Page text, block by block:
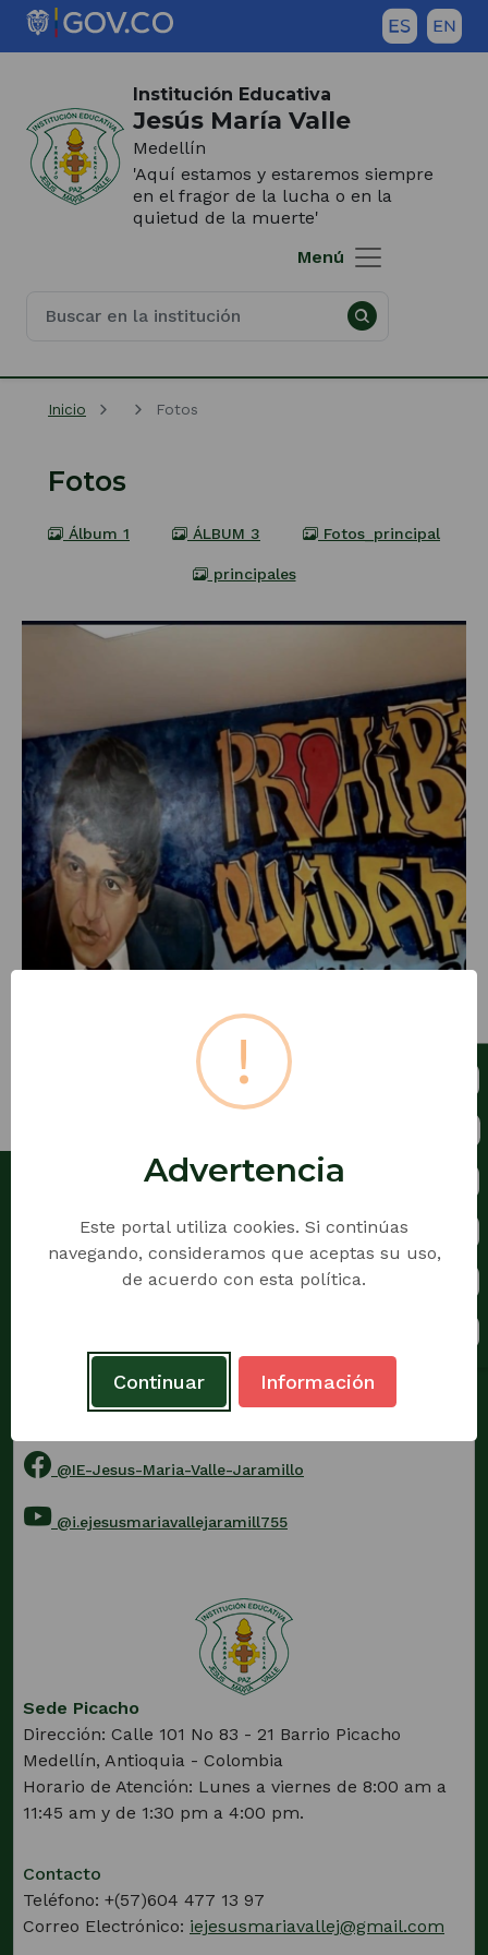
Saltar al contenido principal
(Este
una
nueva
pestaña)
Institución Educativa
Jesús María Valle
Medellín
'Aquí estamos y estaremos siempre
en el fragor de la lucha o en la
quietud de la muerte'
Menú
Inicio del contenido principal
Inicio Fotos
Fotos
Álbum 1 ÁLBUM 3 Fotos_principal
principales
Sede Principal
Dirección: Calle 101 No 83 - 21 Barrio Picacho
Medellín, Antioquia - Colombia
Teléfono: +(57)604 477 13 97
Correo Electrónico:iejesusmariavallej@gmail.com
@IE-Jesus-Maria-Valle-Jaramillo
enlace
abrirá
@i.ejesusmariavallejaramill755
Sede Picacho
Dirección: Calle 101 No 83 - 21 Barrio Picacho
Medellín, Antioquia - Colombia
Horario de Atención: Lunes a viernes de 8:00 am a
11:45 am y de 1:30 pm a 4:00 pm.
Contacto
Teléfono: +(57)604 477 13 97
Correo Electrónico: iejesusmariavallej@gmail.com
!
Advertencia
Este portal utiliza cookies. Si continúas
navegando, consideramos que aceptas su uso,
de acuerdo con esta política.
Continuar Información